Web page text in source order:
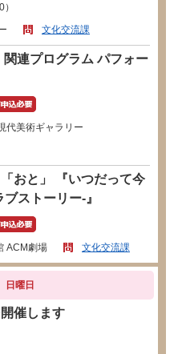
文化交流課
連プログラム パフォー
代美術ギャラリー
おと」 『いつだって今
ストーリー-』
ACM劇場 文化交流課
日曜日
催します